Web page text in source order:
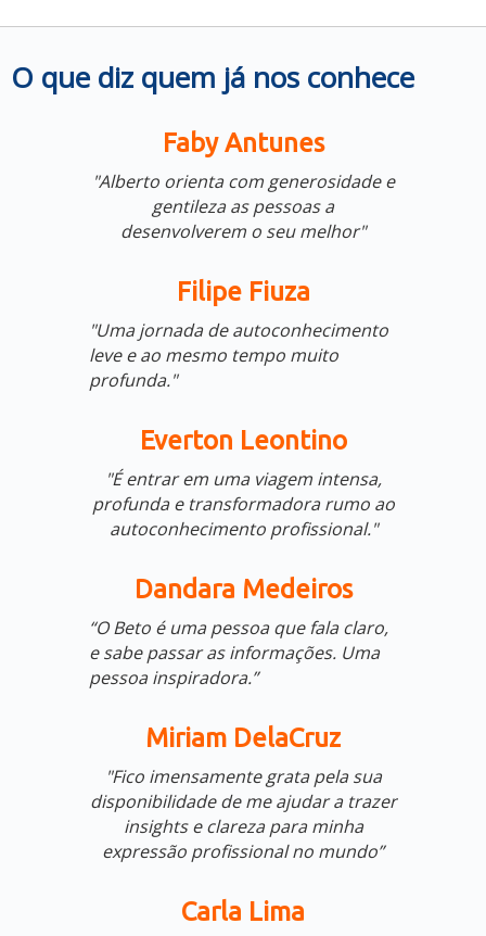
O que diz quem já nos conhece
Faby Antunes
"Alberto orienta com generosidade e
gentileza as pessoas a
desenvolverem o seu melhor"
Filipe Fiuza
"Uma jornada de autoconhecimento
leve e ao mesmo tempo muito
profunda."
Everton Leontino
"Éentrar em uma viagem intensa,
profunda e transformadora rumo ao
autoconhecimento profissional."
Dandara Medeiros
“O Beto é uma pessoa que fala claro,
e sabe passar as informações. Uma
pessoa inspiradora.”
Miriam DelaCruz
"Fico imensamente grata pela sua
disponibilidade de me ajudar a trazer
insights e clareza para minha
expressão profissional no mundo”
Carla Lima